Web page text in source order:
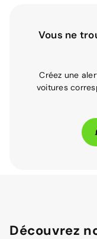
Vous ne
Créez une
voitures
Découvrez